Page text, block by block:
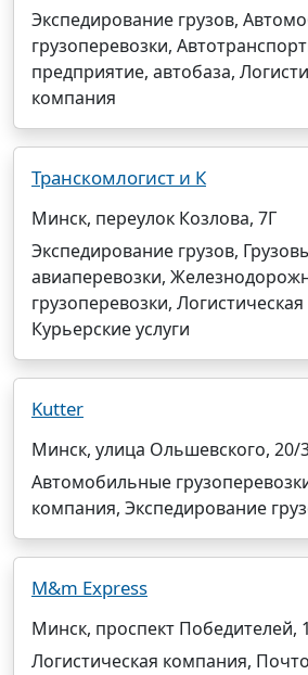
Экспедирование грузов,
грузоперевозки,
предприятие, автобаза,
компания
Транскомлогист и К
Минск, переулок Козлова, 7Г
Экспедирование грузов,
авиаперевозки,
грузоперевозки,
Курьерские услуги
Kutter
Минск, улица Ольшевского, 20/
Автомобильные
компания, Экспедирование
M&m Express
Минск, проспект Победителей,
Логистическая компания,